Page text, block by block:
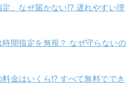
、なぜ届かない!? 遅れやすい理
時間指定を無視？ なぜ守らないの
金はいくら!? すべて無料ででき